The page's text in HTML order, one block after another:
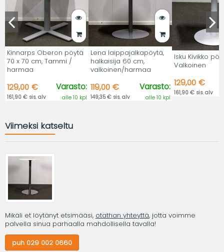
Kinnarps Oberon pöytä
70 x 70 cm, Tammi /
harmaa
129,00 €
161,90 € sis. alv
Varasto:
alle 10 kpl
Lena laippajalkapöytä,
halkaisija 60 cm,
valkoinen/harmaa
119,00 €
149,35 € sis. alv
Varasto:
alle 10 kpl
Isku Kivikko
Valkoinen
129,00 €
161,90 € sis. alv
Viimeksi katseltu
Mikäli et löytänyt etsimääsi, otathan yhteyttä, jotta voimme
palvella sinua parhaalla mahdollisella tavalla!
puh 029 002 0660